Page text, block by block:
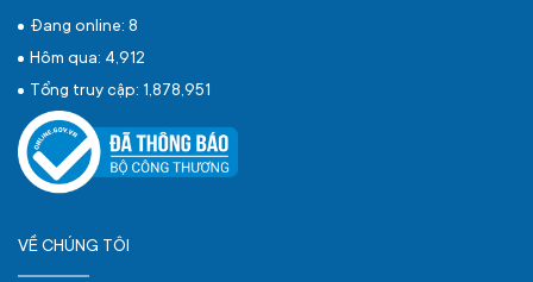
Đang online: 8
Hôm qua: 4,912
Tổng truy cập: 1,878,951
VỀ CHÚNG TÔI